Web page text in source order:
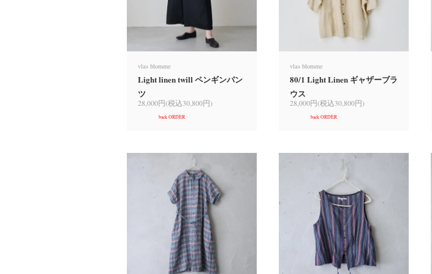
vlas blomme
Light linen twill ペンギンパン
ツ
28,000円(税込30,800円)
back ORDER
vlas blomme
80/1 Light Linen ギャザーブラ
ウス
28,000円(税込30,800円)
back ORDER